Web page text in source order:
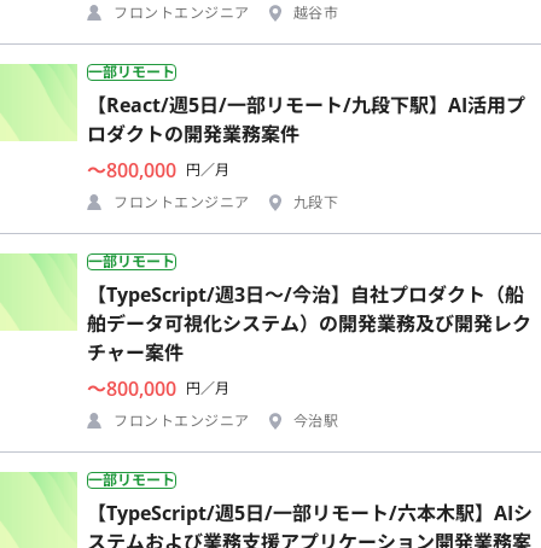
フロントエンジニア
越谷市
一部リモート
【React/週5日/一部リモート/九段下駅】AI活用プ
ロダクトの開発業務案件
〜800,000 円／月
フロントエンジニア
九段下
一部リモート
【TypeScript/週3日〜/今治】自社プロダクト（船
舶データ可視化システム）の開発業務及び開発レク
チャー案件
〜800,000 円／月
フロントエンジニア
今治駅
一部リモート
【TypeScript/週5日/一部リモート/六本木駅】AIシ
ステムおよび業務支援アプリケーション開発業務案